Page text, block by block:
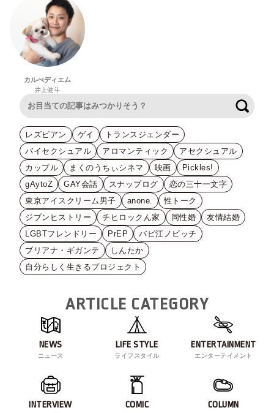
カルぺディエム
井上健斗
レズビアン ゲイ
トランスジェンダー
バイセクシュアル
アロマンティック
アセクシュアル
カップル
まくのうちぃシネマ 映画
Pickles!
gAytoZ
GAY会話 スナップログ
恋の三十一文字
東京アイスクリーム男子
anone.
性トーク
ジブンヒストリー
チヒロックん家 同性婚
友情結婚
LGBTフレンドリー
PrEP
バビ江ノビッチ
ブリアナ・ギガンテ
しんたか
自分らしく生きるプロジェクト
ARTICLE CATEGORY
NEWS
ニュース
LIFE STYLE
ライフスタイル
ENTERTAINMENT
エンターテイメント
INTERVIEW COMIC COLUMN